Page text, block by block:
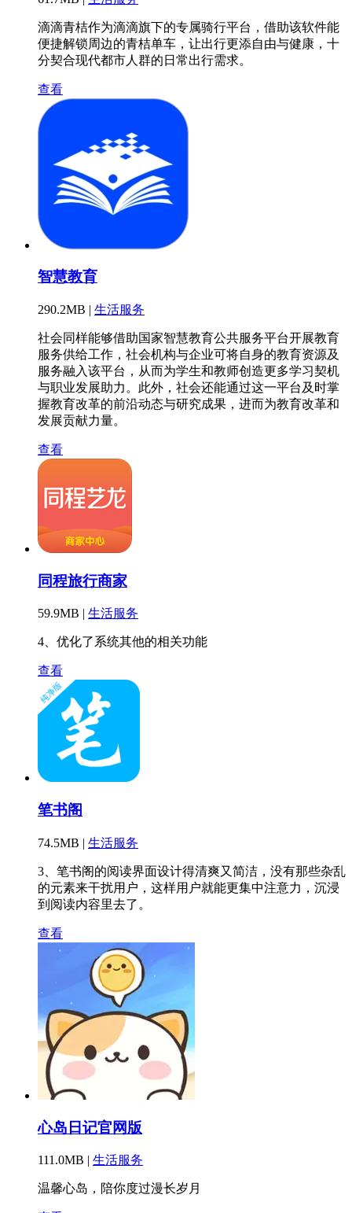
滴滴青桔作为滴滴旗下的专属骑行平台，借助该软件能
便捷解锁周边的青桔单车，让出行更添自由与健康，十
分契合现代都市人群的日常出行需求。
查看
智慧教育
290.2MB | 生活服务
社会同样能够借助国家智慧教育公共服务平台开展教育
服务供给工作，社会机构与企业可将自身的教育资源及
服务融入该平台，从而为学生和教师创造更多学习契机
与职业发展助力。此外，社会还能通过这一平台及时掌
握教育改革的前沿动态与研究成果，进而为教育改革和
发展贡献力量。
查看
同程旅行商家
59.9MB | 生活服务
4、优化了系统其他的相关功能
查看
笔书阁
74.5MB | 生活服务
3、笔书阁的阅读界面设计得清爽又简洁，没有那些杂乱
的元素来干扰用户，这样用户就能更集中注意力，沉浸
到阅读内容里去了。
查看
心岛日记官网版
111.0MB | 生活服务
温馨心岛，陪你度过漫长岁月